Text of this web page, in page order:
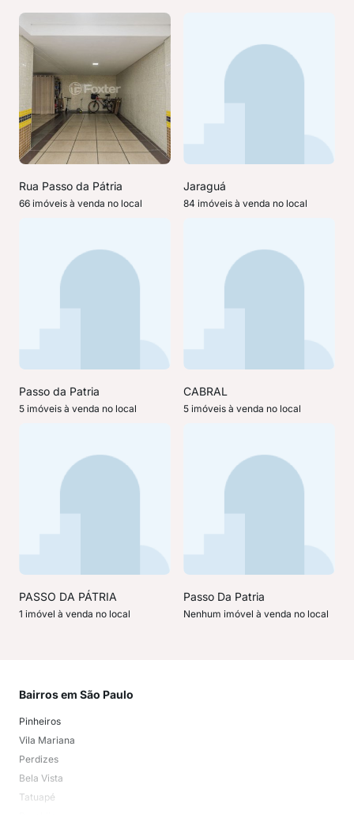
Rua Passo da Pátria
66 imóveis à venda no local
Jaraguá
84 imóveis à venda no local
Passo da Patria
5 imóveis à venda no local
CABRAL
5 imóveis à venda no local
PASSO DA PÁTRIA
1 imóvel à venda no local
Passo Da Patria
Nenhum imóvel à venda no local
Bairros em São Paulo
Pinheiros
Vila Mariana
Perdizes
Bela Vista
Tatuapé